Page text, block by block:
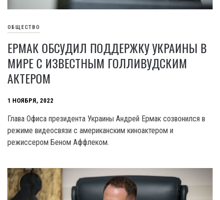
ОБЩЕСТВО
ЕРМАК ОБСУДИЛ ПОДДЕРЖКУ УКРАИНЫ В
МИРЕ С ИЗВЕСТНЫМ ГОЛЛИВУДСКИМ
АКТЕРОМ
1 НОЯБРЯ, 2022
Глава Офиса президента Украины Андрей Ермак созвонился в
режиме видеосвязи с американским киноактером и
режиссером Беном Аффлеком.